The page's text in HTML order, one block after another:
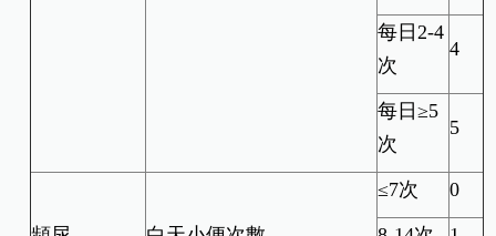
每日2-4
次
4
每日≥5
次
5
≤7次 0